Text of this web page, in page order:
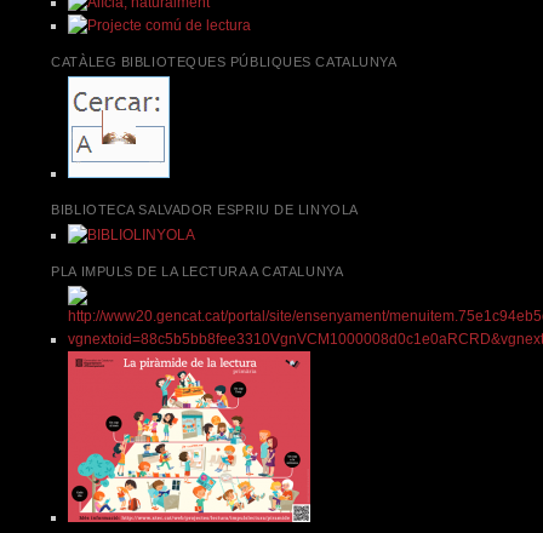
CATÀLEG BIBLIOTEQUES PÚBLIQUES CATALUNYA
BIBLIOTECA SALVADOR ESPRIU DE LINYOLA
PLA IMPULS DE LA LECTURA A CATALUNYA